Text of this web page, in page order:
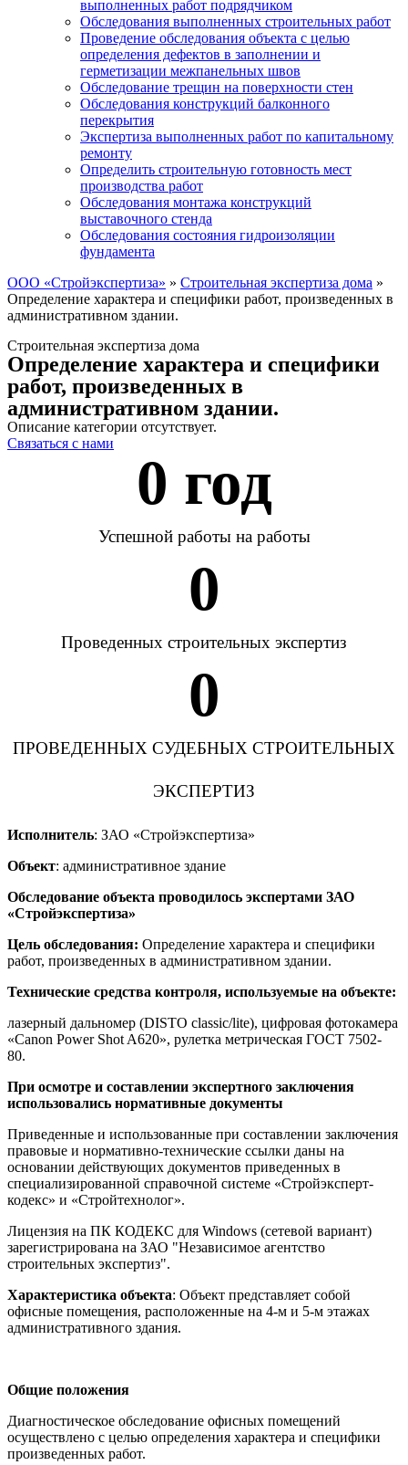
выполненных работ подрядчиком
Обследования выполненных строительных работ
Проведение обследования объекта с целью
определения дефектов в заполнении и
герметизации межпанельных швов
Обследование трещин на поверхности стен
Обследования конструкций балконного
перекрытия
Экспертиза выполненных работ по капитальному
ремонту
Определить строительную готовность мест
производства работ
Обследования монтажа конструкций
выставочного стенда
Обследования состояния гидроизоляции
фундамента
ООО «Стройэкспертиза» » Строительная экспертиза дома »
Определение характера и специфики работ, произведенных в
административном здании.
Строительная экспертиза дома
Определение характера и специфики
работ, произведенных в
административном здании.
Описание категории отсутствует.
Связаться с нами
0 год
Успешной работы на работы
0
Проведенных строительных экспертиз
0
ПРОВЕДЕННЫХ СУДЕБНЫХ СТРОИТЕЛЬНЫХ
ЭКСПЕРТИЗ
Исполнитель: ЗАО «Стройэкспертиза»
Объект: административное здание
Обследование объекта проводилось экспертами ЗАО
«Стройэкспертиза»
Цель обследования: Определение характера и специфики
работ, произведенных в административном здании.
Технические средства контроля, используемые на объекте:
лазерный дальномер (DISTO classic/lite), цифровая фотокамера
«Canon Power Shot A620», рулетка метрическая ГОСТ 7502-
80.
При осмотре и составлении экспертного заключения
использовались нормативные документы
Приведенные и использованные при составлении заключения
правовые и нормативно-технические ссылки даны на
основании действующих документов приведенных в
специализированной справочной системе «Стройэксперт-
кодекс» и «Стройтехнолог».
Лицензия на ПК КОДЕКС для Windows (сетевой вариант)
зарегистрирована на ЗАО "Независимое агентство
строительных экспертиз".
Характеристика объекта: Объект представляет собой
офисные помещения, расположенные на 4-м и 5-м этажах
административного здания.
Общие положения
Диагностическое обследование офисных помещений
осуществлено с целью определения характера и специфики
произведенных работ.